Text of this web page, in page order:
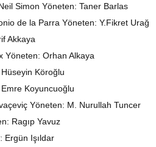
Simon Yöneten: Taner Barlas
de la Parra Yöneten: Y.Fikret Urağ
Akkaya
Yöneten: Orhan Alkaya
Köroğlu
Koyuncuoğlu
Yöneten: M. Nurullah Tuncer
Ragıp Yavuz
Ergün Işıldar